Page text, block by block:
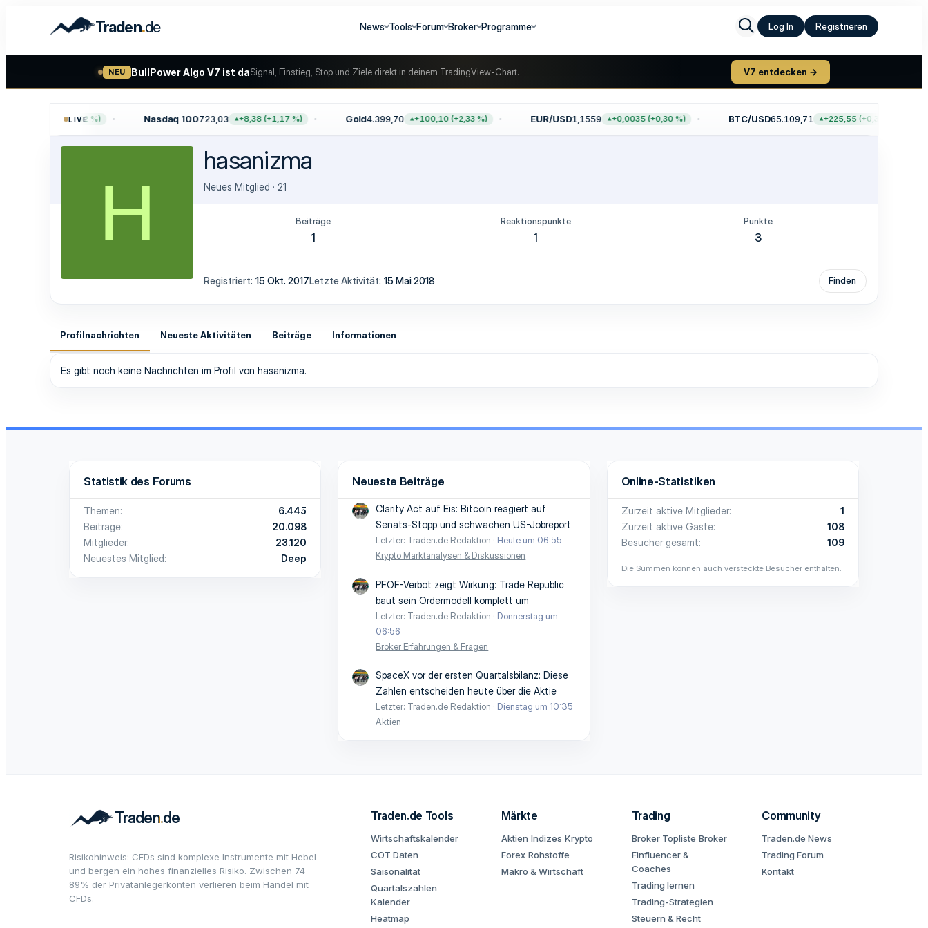
Traden.de News Tools Forum Broker Programme Log In Registrieren
NEU BullPower Algo V7 ist daSignal, Einstieg, Stop und Ziele direkt in deinem TradingView-Chart. V7 entdecken →
LIVE
+47,68 (+0,62 %) Nasdaq 100723,03 +8,38 (+1,17 %) Gold4.399,70 +100,10 (+2,33 %) EUR/USD1,1559 +0,0035 (+0,30 %) BTC/USD65.109,71 +225,55 (+0,35 %)
H
hasanizma
Neues Mitglied · 21
Beiträge
1
Reaktionspunkte
1
Punkte
3
Registriert 15 Okt. 2017Letzte Aktivität 15 Mai 2018 Finden
Profilnachrichten Neueste Aktivitäten Beiträge Informationen
Es gibt noch keine Nachrichten im Profil von hasanizma.
Statistik des Forums
Themen
6.445
Beiträge
20.098
Mitglieder
23.120
Neuestes Mitglied
Deep
Neueste Beiträge
Clarity Act auf Eis: Bitcoin reagiert auf
Senats-Stopp und schwachen US-Jobreport
Letzter: Traden.de Redaktion
Heute um 06:55
Krypto Marktanalysen & Diskussionen
PFOF-Verbot zeigt Wirkung: Trade Republic
baut sein Ordermodell komplett um
Letzter: Traden.de Redaktion
Donnerstag um
06:56
Broker Erfahrungen & Fragen
SpaceX vor der ersten Quartalsbilanz: Diese
Zahlen entscheiden heute über die Aktie
Letzter: Traden.de Redaktion
Dienstag um 10:35
Aktien
Online-Statistiken
Zurzeit aktive Mitglieder
1
Zurzeit aktive Gäste
108
Besucher gesamt
109
Die Summen können auch versteckte Besucher enthalten.
Risikohinweis: CFDs sind komplexe Instrumente mit Hebel
und bergen ein hohes finanzielles Risiko. Zwischen 74-
89% der Privatanlegerkonten verlieren beim Handel mit
CFDs.
Traden.de Tools
Wirtschaftskalender
COT Daten
Saisonalität
Quartalszahlen
Kalender
Heatmap
Märkte
Aktien Indizes Krypto
Forex Rohstoffe
Makro & Wirtschaft
Trading
Broker Topliste Broker
Finfluencer &
Coaches
Trading lernen
Trading-Strategien
Steuern & Recht
Community
Traden.de News
Trading Forum
Kontakt